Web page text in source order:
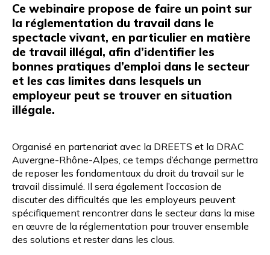
Ce webinaire propose de faire un point sur
la réglementation du travail dans le
spectacle vivant, en particulier en matière
de travail illégal, afin d’identifier les
bonnes pratiques d’emploi dans le secteur
et les cas limites dans lesquels un
employeur peut se trouver en situation
illégale.
Organisé en partenariat avec la DREETS et la DRAC
Auvergne-Rhône-Alpes , ce temps d’échange permettra
de reposer les fondamentaux du droit du travail sur le
travail dissimulé. Il sera également l’occasion de
discuter des difficultés que les employeurs peuvent
spécifiquement rencontrer dans le secteur dans la mise
en œuvre de la réglementation pour trouver ensemble
des solutions et rester dans les clous.